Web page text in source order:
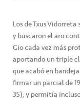
Los de Txus
y buscaron el aro
Gio cada vez más
aportando un triple
que acabó en
firmar un parcial de
35); y permitía